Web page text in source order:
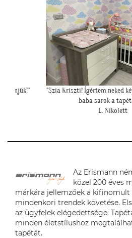
"Szia Kriszti! Ígértem neked
baba sarok a
L. Nikolett
Az Erismann
közel 200 éves
márkára jellemzőek a kifinomult
mindenkori trendek követése.
az ügyfelek elégedettsége.
minden életstílushoz
tapétát.